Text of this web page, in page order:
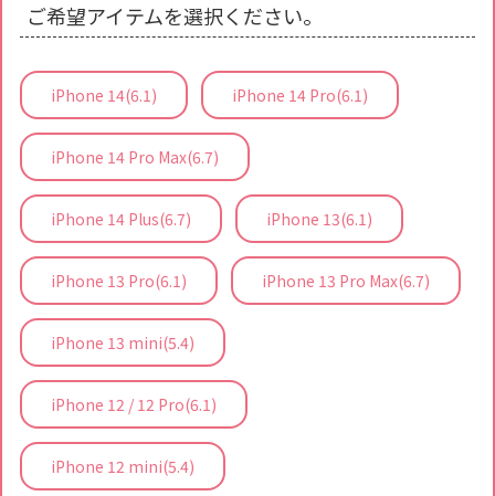
ご希望アイテムを選択ください。
iPhone 14(6.1) iPhone 14 Pro(6.1)
iPhone 14 Pro Max(6.7)
iPhone 14 Plus(6.7) iPhone 13(6.1)
iPhone 13 Pro(6.1) iPhone 13 Pro Max(6.7)
iPhone 13 mini(5.4)
iPhone 12 / 12 Pro(6.1)
iPhone 12 mini(5.4)